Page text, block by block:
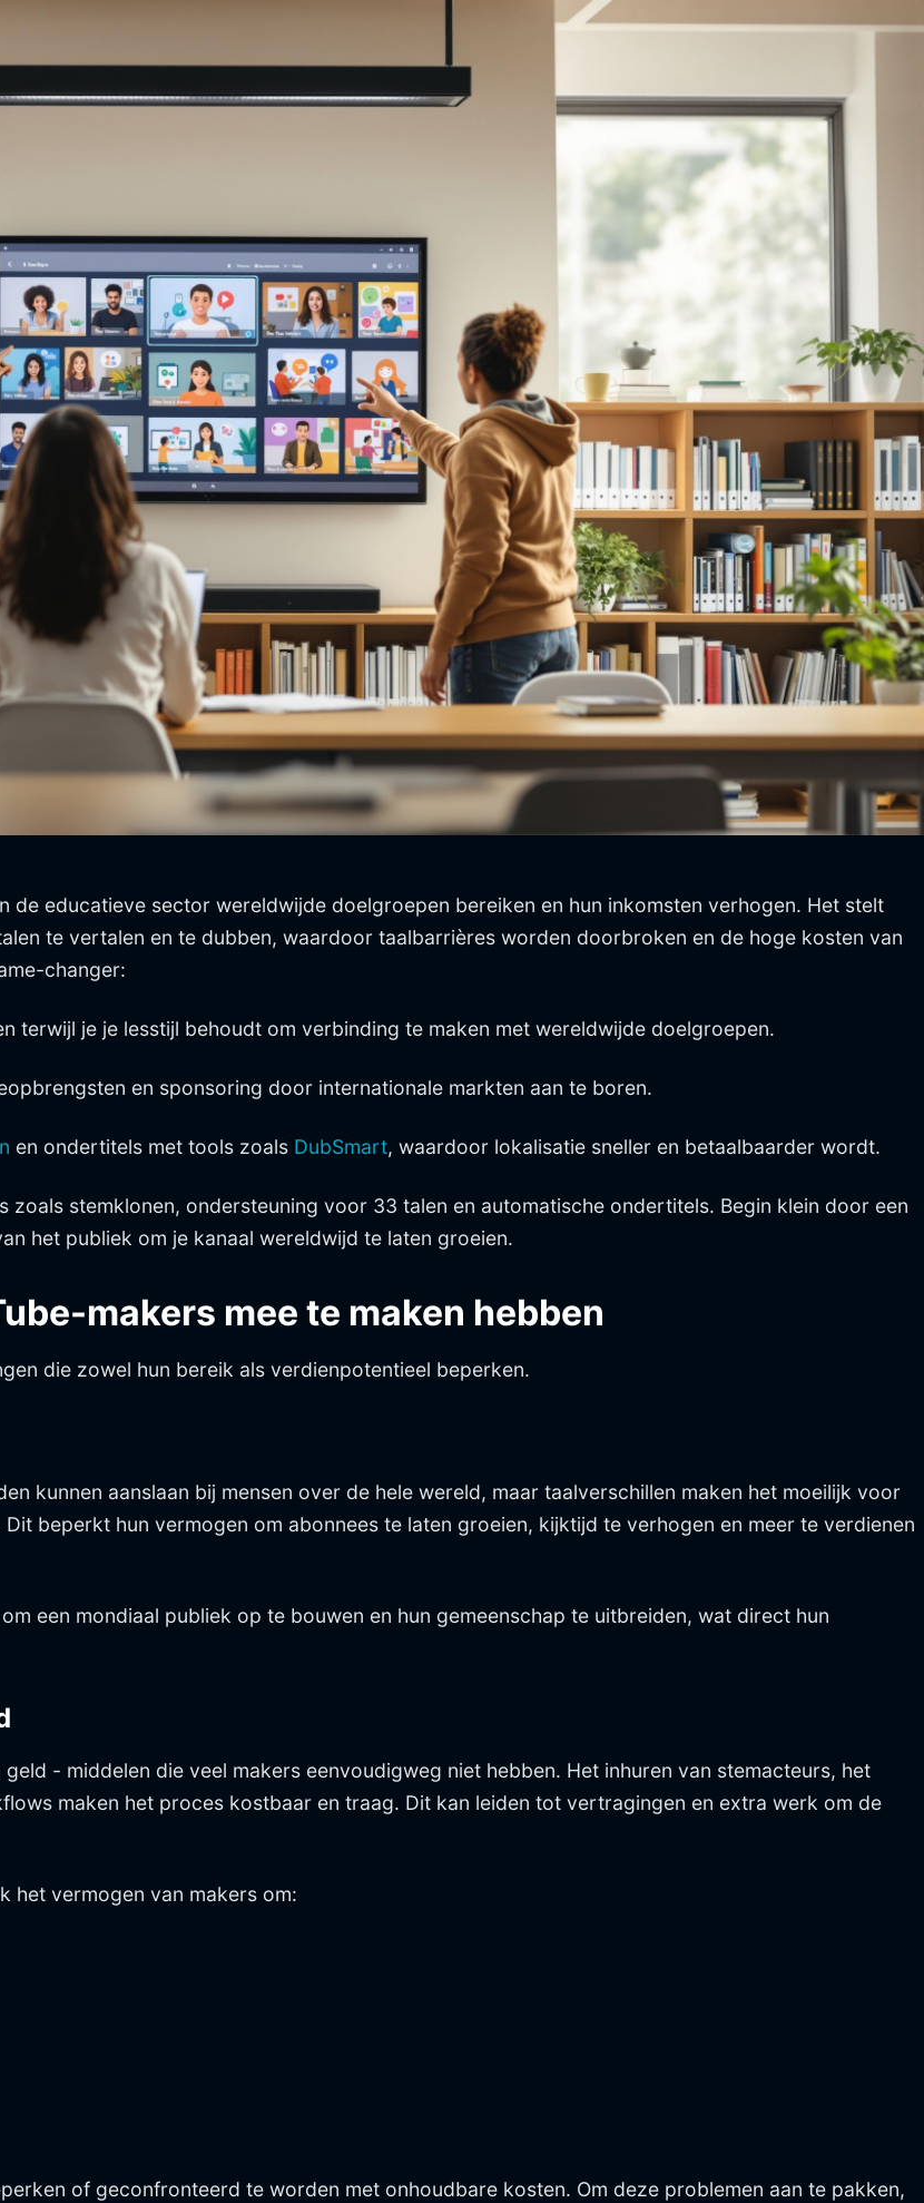
educatieve sector wereldwijde doelgroepen bereiken en hun inkomsten verhogen. Het stelt
te vertalen en te dubben, waardoor taalbarrières worden doorbroken en de hoge kosten van
changer:
terwijl je je lesstijl behoudt om verbinding te maken met wereldwijde doelgroepen.
en sponsoring door internationale markten aan te boren.
en ondertitels met tools zoals DubSmart, waardoor lokalisatie sneller en betaalbaarder wordt.
stemklonen, ondersteuning voor 33 talen en automatische ondertitels. Begin klein door een
het publiek om je kanaal wereldwijd te laten groeien.
makers mee te maken hebben
die zowel hun bereik als verdienpotentieel beperken.
kunnen aanslaan bij mensen over de hele wereld, maar taalverschillen maken het moeilijk voor
beperkt hun vermogen om abonnees te laten groeien, kijktijd te verhogen en meer te verdienen
een mondiaal publiek op te bouwen en hun gemeenschap te uitbreiden, wat direct hun
- middelen die veel makers eenvoudigweg niet hebben. Het inhuren van stemacteurs, het
maken het proces kostbaar en traag. Dit kan leiden tot vertragingen en extra werk om de
het vermogen van makers om:
of geconfronteerd te worden met onhoudbare kosten. Om deze problemen aan te pakken,